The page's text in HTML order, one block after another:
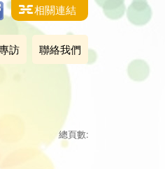
相關連結
訪 聯絡我們
總頁數: